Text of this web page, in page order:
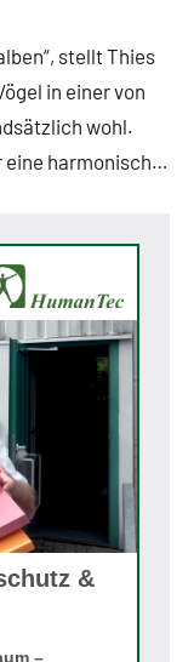
stellt Thies
in einer von
wohl.
eine harmonisch…
&
–